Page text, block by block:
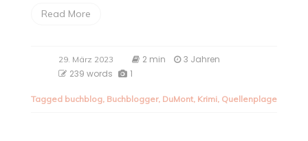
Read More
29. März 2023 2 min
3 Jahren
239 words
1
Tagged buchblog, Buchblogger, DuMont, Krimi, Quellenplage